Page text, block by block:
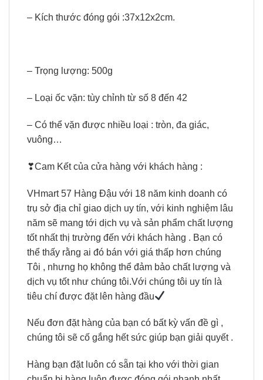
– Kích thước đóng gói :37x12x2cm.
– Trọng lượng: 500g
– Loại ốc vặn: tùy chỉnh từ số 8 đến 42
– Có thể vặn được nhiều loại : tròn, đa giác,
vuông…
❣Cam Kết của cửa hàng với khách hàng :
VHmart 57 Hàng Đậu với 18 năm kinh doanh có
trụ sở địa chỉ giao dịch uy tín, với kinh nghiệm lâu
năm sẽ mang tới dịch vụ và sản phẩm chất lượng
tốt nhất thị trường đến với khách hàng . Bạn có
thể thấy rằng ai đó bán với giá thấp hơn chúng
Tôi , nhưng họ không thể đảm bảo chất lượng và
dịch vụ tốt như chúng tôi.Với chúng tôi uy tín là
tiêu chí được đặt lên hàng đầu
Nếu đơn đặt hàng của bạn có bất kỳ vấn đề gì ,
chúng tôi sẽ cố gắng hết sức giúp bạn giải quyết .
Hàng bạn đặt luôn có sẵn tại kho với thời gian